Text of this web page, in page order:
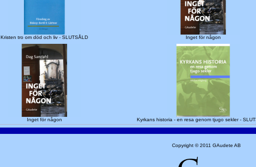
Kristen tro om död och liv - SLUTSÅLD Inget för någon
Inget för någon Kyrkans historia - en resa genom tjugo sekler -
Copyright © 2011 GAudete AB